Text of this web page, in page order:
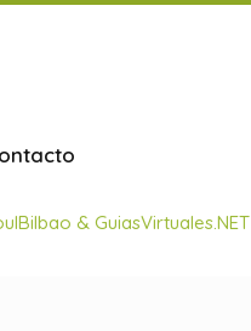
& GuiasVirtuales.NET